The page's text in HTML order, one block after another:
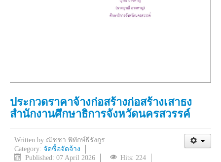
ประกวดราคาจ้างก่อสร้างก่อสร้างเสาธง
สำนักงานศึกษาธิการจังหวัดนครสวรรค์
Written by ณัชชา พิทักษ์ธีรังกูร
Category: จัดซื้อจัดจ้าง
Published: 07 April 2026
Hits: 224